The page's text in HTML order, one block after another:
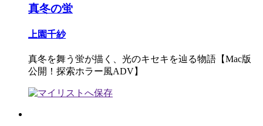
真冬の蛍
上園千紗
真冬を舞う蛍が描く、光のキセキを辿る物語【Mac版
公開！探索ホラー風ADV】